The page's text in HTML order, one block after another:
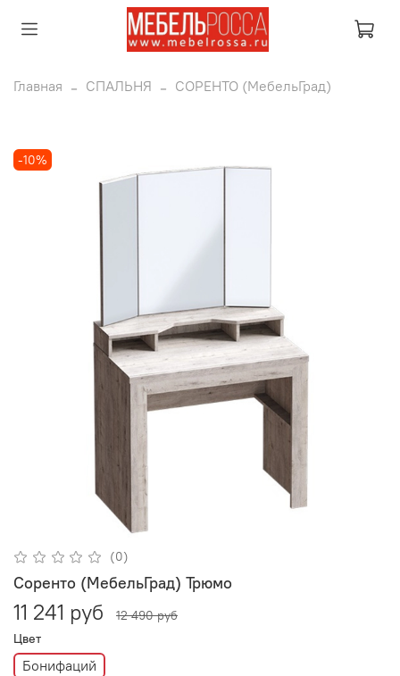
Главная СПАЛЬНЯ СОРЕНТО (МебельГрад)
-10%
(0)
Соренто (МебельГрад) Трюмо
11 241 руб
12 490 руб
Цвет
Бонифаций